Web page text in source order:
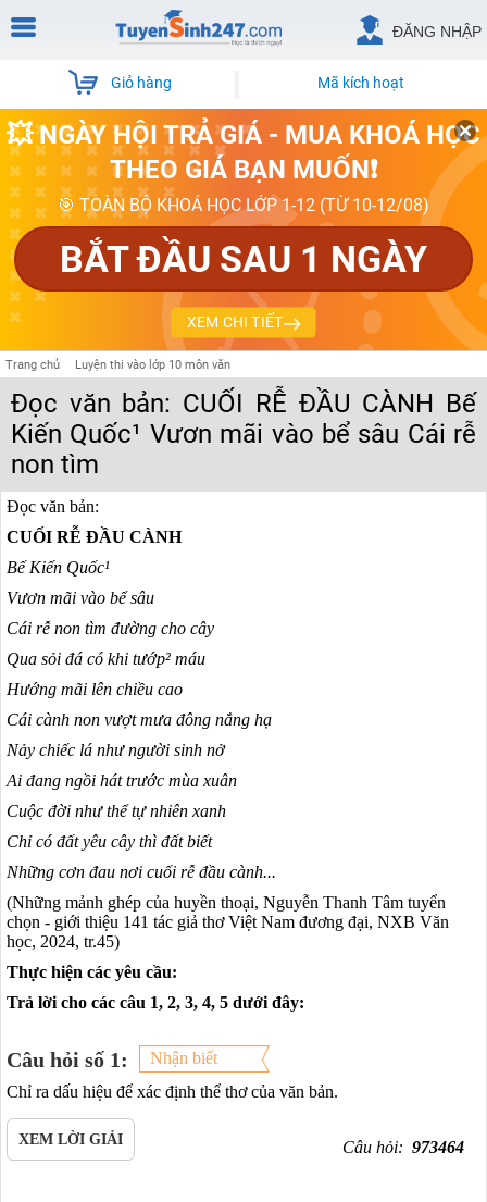
ĐĂNG NHẬP
Giỏ hàng Mã kích hoạt
💥 NGÀY HỘI TRẢ GIÁ - MUA KHOÁ HỌC
THEO GIÁ BẠN MUỐN❗
🎯 TOÀN BỘ KHOÁ HỌC LỚP 1-12 (TỪ 10-12/08)
BẮT ĐẦU SAU 1 NGÀY
XEM CHI TIẾT
Trang chủ Luyện thi vào lớp 10 môn văn
Đọc văn bản: CUỐI RỄ ĐẦU CÀNH Bế
Kiến Quốc¹ Vươn mãi vào bể sâu Cái rễ
non tìm
Đọc văn bản:
CUỐI RỄ ĐẦU CÀNH
Bế Kiến Quốc¹
Vươn mãi vào bể sâu
Cái rễ non tìm đường cho cây
Qua sỏi đá có khi tướp² máu
Hướng mãi lên chiều cao
Cái cành non vượt mưa đông nắng hạ
Nảy chiếc lá như người sinh nở
Ai đang ngồi hát trước mùa xuân
Cuộc đời như thể tự nhiên xanh
Chỉ có đất yêu cây thì đất biết
Những cơn đau nơi cuối rễ đầu cành...
(Những mảnh ghép của huyền thoại, Nguyễn Thanh Tâm tuyển
chọn - giới thiệu 141 tác giả thơ Việt Nam đương đại, NXB Văn
học, 2024, tr.45)
Thực hiện các yêu cầu:
Trả lời cho các câu 1, 2, 3, 4, 5 dưới đây:
Câu hỏi số 1:
Nhận biết
Chỉ ra dấu hiệu để xác định thể thơ của văn bản.
XEM LỜI GIẢI Câu hỏi: 973464